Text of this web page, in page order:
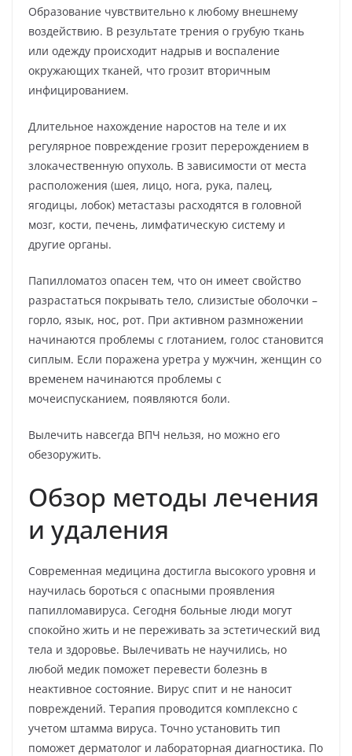
Образование чувствительно к любому внешнему
воздействию. В результате трения о грубую ткань
или одежду происходит надрыв и воспаление
окружающих тканей, что грозит вторичным
инфицированием.
Длительное нахождение наростов на теле и их
регулярное повреждение грозит перерождением в
злокачественную опухоль. В зависимости от места
расположения (шея, лицо, нога, рука, палец,
ягодицы, лобок) метастазы расходятся в головной
мозг, кости, печень, лимфатическую систему и
другие органы.
Папилломатоз опасен тем, что он имеет свойство
разрастаться покрывать тело, слизистые оболочки –
горло, язык, нос, рот. При активном размножении
начинаются проблемы с глотанием, голос становится
сиплым. Если поражена уретра у мужчин, женщин со
временем начинаются проблемы с
мочеиспусканием, появляются боли.
Вылечить навсегда ВПЧ нельзя, но можно его
обезоружить.
Обзор методы лечения
и удаления
Современная медицина достигла высокого уровня и
научилась бороться с опасными проявления
папилломавируса. Сегодня больные люди могут
спокойно жить и не переживать за эстетический вид
тела и здоровье. Вылечивать не научились, но
любой медик поможет перевести болезнь в
неактивное состояние. Вирус спит и не наносит
повреждений. Терапия проводится комплексно с
учетом штамма вируса. Точно установить тип
поможет дерматолог и лабораторная диагностика. По